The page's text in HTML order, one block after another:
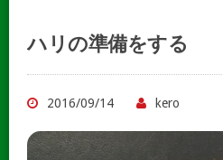
ハリの準備をする
2016/09/14 kero